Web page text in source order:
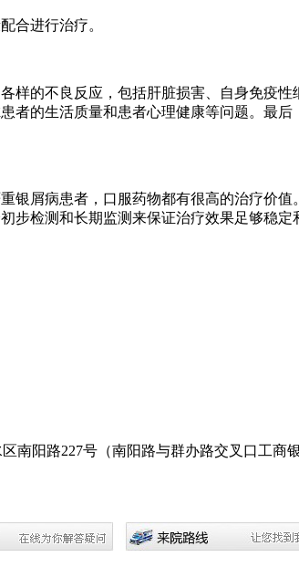
合进行治疗。
样的不良反应，包括肝脏损害、自身免疫
者的生活质量和患者心理健康等问题。最后
银屑病患者，口服药物都有很高的治疗价值
检测和长期监测来保证治疗效果足够稳定
南阳路227号（南阳路与群办路交叉口工商银